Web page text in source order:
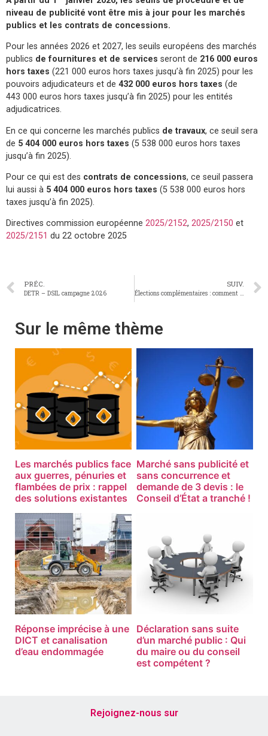
niveau de publicité vont être mis à jour pour les marchés
publics et les contrats de concessions.
Pour les années 2026 et 2027, les seuils européens des marchés
publics de fournitures et de services seront de 216 000 euros
hors taxes (221 000 euros hors taxes jusqu’à fin 2025) pour les
pouvoirs adjudicateurs et de 432 000 euros hors taxes (de
443 000 euros hors taxes jusqu’à fin 2025) pour les entités
adjudicatrices.
En ce qui concerne les marchés publics de travaux, ce seuil sera
de 5 404 000 euros hors taxes (5 538 000 euros hors taxes
jusqu’à fin 2025).
Pour ce qui est des contrats de concessions, ce seuil passera
lui aussi à 5 404 000 euros hors taxes (5 538 000 euros hors
taxes jusqu’à fin 2025).
Directives commission européenne 2025/2152, 2025/2150 et
2025/2151 du 22 octobre 2025
PRÉC.
DETR – DSIL campagne 2026
SUIV.
Élections complémentaires : comment calculer la perte du tiers des membres dans le cadre de la réforme électorale ?
Sur le même thème
Les marchés publics face
aux guerres, pénuries et
flambées de prix : rappel
des solutions existantes
Marché sans publicité et
sans concurrence et
demande de 3 devis : le
Conseil d’État a tranché !
Réponse imprécise à une
DICT et canalisation
d’eau endommagée
Déclaration sans suite
d’un marché public : Qui
du maire ou du conseil
est compétent ?
Rejoignez-nous sur